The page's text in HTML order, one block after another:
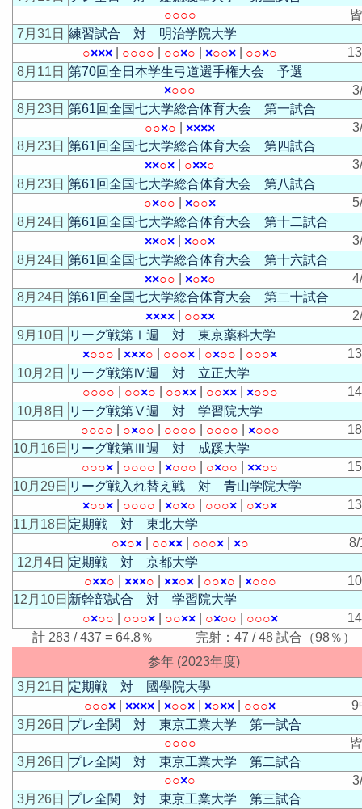
○○○○
7月31日 練習試合 対 明治学院大学
○××× ○○○○ ○○×○ ×○○× ○○×○
8月11日 第70回全日本学生弓道選手権大会 予選
×○○○
8月23日 第61回全国七大学総合体育大会 第一試合
○○×○ ××××
8月23日 第61回全国七大学総合体育大会 第四試合
××○× ○××○
8月23日 第61回全国七大学総合体育大会 第八試合
○×○○ ×○○×
8月24日 第61回全国七大学総合体育大会 第十二試合
××○× ×○○×
8月24日 第61回全国七大学総合体育大会 第十六試合
××○○ ×○×○
8月24日 第61回全国七大学総合体育大会 第二十試合
××××| ○○××
9月10日
リーグ戦第Ⅰ週 対 東京薬科大学
×○○○ ×××○ ○○○× ○×○○ ○○○×
10月2日
リーグ戦第Ⅳ週 対 立正大学
○○○○ ○○×○ ○○××| ○○××| ×○○○
10月8日
リーグ戦第Ⅴ週 対 学習院大学
○○○○ ○×○○ ○○○○ ○○○○ ×○○○
10月16日 リーグ戦第Ⅲ週 対 成蹊大学
○○○× ○○○○ ×○○○ ○×○○ ××○○
10月29日 リーグ戦入れ替え戦 対 青山学院大学
×○○× ○○○○ ×○×○ ○○○× ○×○×
11月18日 定期戦 対 東北大学
○×○×| ○○××| ○○○×| ×○
8/
12月4日 定期戦 対 京都大学
○××○ ×××○ ××○×| ○○×○ ×○○○
12月10日 新幹部試合 対 学習院大学
○×○○ ○○○×| ○○××| ○×○○ ○○○×
計 283 / 437 = 64.8％ 完射：47 / 48 試合（98％）
参年 (2023年度)
3月21日 定期戦 対 國學院大學
○○○× ×××× ×○○× ×○×× ○○○×
9
3月26日 プレ全関 対 東京工業大学 第一試合
○○○○
3月26日 プレ全関 対 東京工業大学 第二試合
○○×○
3月26日 プレ全関 対 東京工業大学 第三試合